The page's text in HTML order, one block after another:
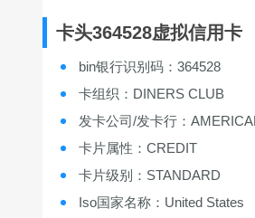
卡头364528虚拟信用卡
bin银行识别码：364528
卡组织：DINERS CLUB
发卡公司/发卡行：
卡片属性：CREDIT
卡片级别：STANDARD
Iso国家名称：United States